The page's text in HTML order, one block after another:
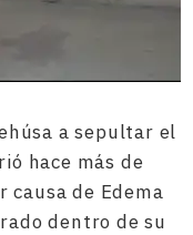
a sepultar el
hace más de
causa de Edema
dentro de su